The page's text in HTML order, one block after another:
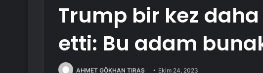
Trump bir kez daha
etti: Bu adam
AHMET GÖKHAN TIRAŞ Ekim 24, 2023